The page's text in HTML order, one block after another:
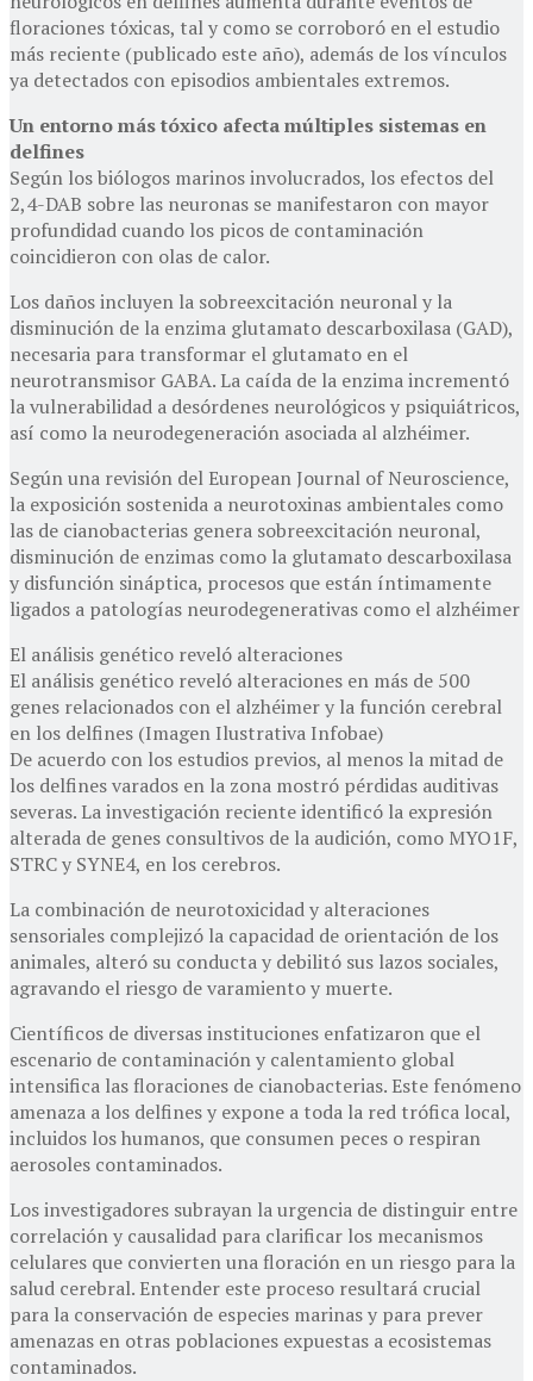
floraciones tóxicas, tal y como se corroboró en el estudio
más reciente (publicado este año), además de los vínculos
ya detectados con episodios ambientales extremos.
Un entorno más tóxico afecta múltiples sistemas en
delfines
Según los biólogos marinos involucrados, los efectos del
2,4-DAB sobre las neuronas se manifestaron con mayor
profundidad cuando los picos de contaminación
coincidieron con olas de calor.
Los daños incluyen la sobreexcitación neuronal y la
disminución de la enzima glutamato descarboxilasa (GAD),
necesaria para transformar el glutamato en el
neurotransmisor GABA. La caída de la enzima incrementó
la vulnerabilidad a desórdenes neurológicos y psiquiátricos,
así como la neurodegeneración asociada al alzhéimer.
Según una revisión del European Journal of Neuroscience,
la exposición sostenida a neurotoxinas ambientales como
las de cianobacterias genera sobreexcitación neuronal,
disminución de enzimas como la glutamato descarboxilasa
y disfunción sináptica, procesos que están íntimamente
ligados a patologías neurodegenerativas como el alzhéimer
El análisis genético reveló alteraciones
El análisis genético reveló alteraciones en más de 500
genes relacionados con el alzhéimer y la función cerebral
en los delfines (Imagen Ilustrativa Infobae)
De acuerdo con los estudios previos, al menos la mitad de
los delfines varados en la zona mostró pérdidas auditivas
severas. La investigación reciente identificó la expresión
alterada de genes consultivos de la audición, como MYO1F,
STRC y SYNE4, en los cerebros.
La combinación de neurotoxicidad y alteraciones
sensoriales complejizó la capacidad de orientación de los
animales, alteró su conducta y debilitó sus lazos sociales,
agravando el riesgo de varamiento y muerte.
Científicos de diversas instituciones enfatizaron que el
escenario de contaminación y calentamiento global
intensifica las floraciones de cianobacterias. Este fenómeno
amenaza a los delfines y expone a toda la red trófica local,
incluidos los humanos, que consumen peces o respiran
aerosoles contaminados.
Los investigadores subrayan la urgencia de distinguir entre
correlación y causalidad para clarificar los mecanismos
celulares que convierten una floración en un riesgo para la
salud cerebral. Entender este proceso resultará crucial
para la conservación de especies marinas y para prever
amenazas en otras poblaciones expuestas a ecosistemas
contaminados.